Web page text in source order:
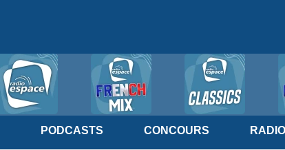
PODCASTS CONCOURS RADIO